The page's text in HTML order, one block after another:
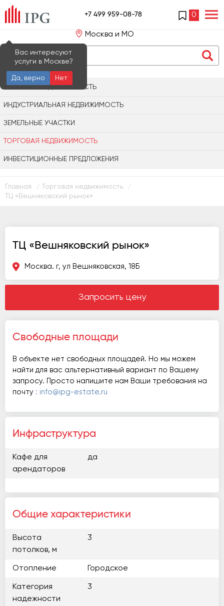
+7 499 959-08-78 0
Москва и МО
Вас интересуют
услуги в Москве?
Да, верно
Нет
ОФИСНАЯ НЕДВИЖИМОСТЬ
ИНДУСТРИАЛЬНАЯ НЕДВИЖИМОСТЬ
ЗЕМЕЛЬНЫЕ УЧАСТКИ
ТОРГОВАЯ НЕДВИЖИМОСТЬ
ИНВЕСТИЦИОННЫЕ ПРЕДЛОЖЕНИЯ
Главная / Торговая недвижимость /
ТЦ «Вешняковский рынок»
ТЦ «Вешняковский рынок»
Москва. г, ул Вешняковская, 18Б
Запросить цену
Свободные площади
В объекте нет свободных площадей. Но мы можем
найти для вас альтернативный вариант по Вашему
запросу. Просто напишите нам Ваши требования на
почту : info@ipg-estate.ru
Инфраструктура
Кафе для
арендаторов
да
Общие характеристики
Высота
потолков, м
3
Отопление Городское
Категория
надежности
3